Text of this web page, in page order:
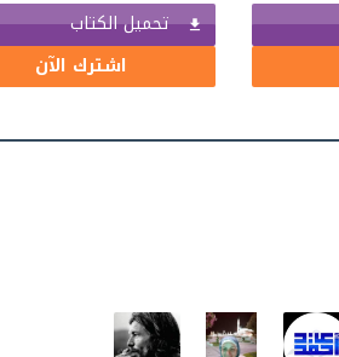
تحميل الكتاب
اشترك الآن